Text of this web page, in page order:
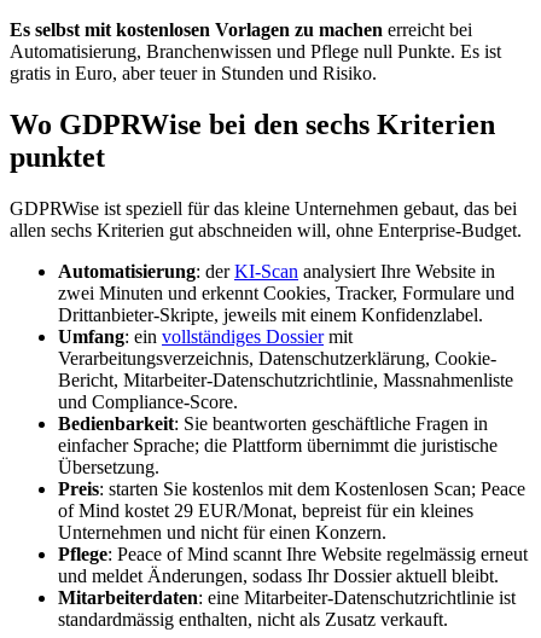
Es selbst mit kostenlosen Vorlagen zu machen erreicht bei
Automatisierung, Branchenwissen und Pflege null Punkte. Es ist
gratis in Euro, aber teuer in Stunden und Risiko.
Wo GDPRWise bei den sechs Kriterien
punktet
GDPRWise ist speziell für das kleine Unternehmen gebaut, das bei
allen sechs Kriterien gut abschneiden will, ohne Enterprise-Budget.
Automatisierung: derKI-Scan analysiert Ihre Website in
zwei Minuten und erkennt Cookies, Tracker, Formulare und
Drittanbieter-Skripte, jeweils mit einem Konfidenzlabel.
Umfang: ein vollständiges Dossiermit
Verarbeitungsverzeichnis, Datenschutzerklärung, Cookie-
Bericht, Mitarbeiter-Datenschutzrichtlinie, Massnahmenliste
und Compliance-Score.
Bedienbarkeit: Sie beantworten geschäftliche Fragen in
einfacher Sprache; die Plattform übernimmt die juristische
Übersetzung.
Preis: starten Sie kostenlos mit dem Kostenlosen Scan; Peace
of Mind kostet 29 EUR/Monat, bepreist für ein kleines
Unternehmen und nicht für einen Konzern.
Pflege: Peace of Mind scannt Ihre Website regelmässig erneut
und meldet Änderungen, sodass Ihr Dossier aktuell bleibt.
Mitarbeiterdaten: eine Mitarbeiter-Datenschutzrichtlinie ist
standardmässig enthalten, nicht als Zusatz verkauft.